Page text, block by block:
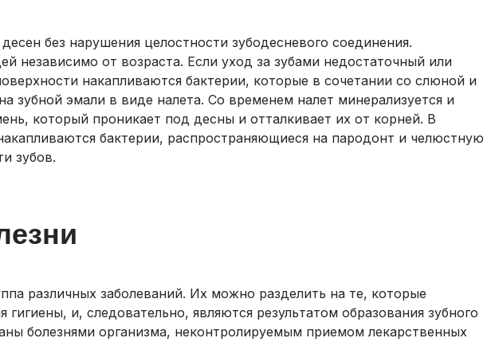
без нарушения целостности зубодесневого соединения.
независимо от возраста. Если уход за зубами недостаточный или
накапливаются бактерии, которые в сочетании со слюной и
зубной эмали в виде налета. Со временем налет минерализуется и
который проникает под десны и отталкивает их от корней. В
бактерии, распространяющиеся на пародонт и челюстную
зубов.
различных заболеваний. Их можно разделить на те, которые
гигиены, и, следовательно, являются результатом образования зубного
болезнями организма, неконтролируемым приемом лекарственных